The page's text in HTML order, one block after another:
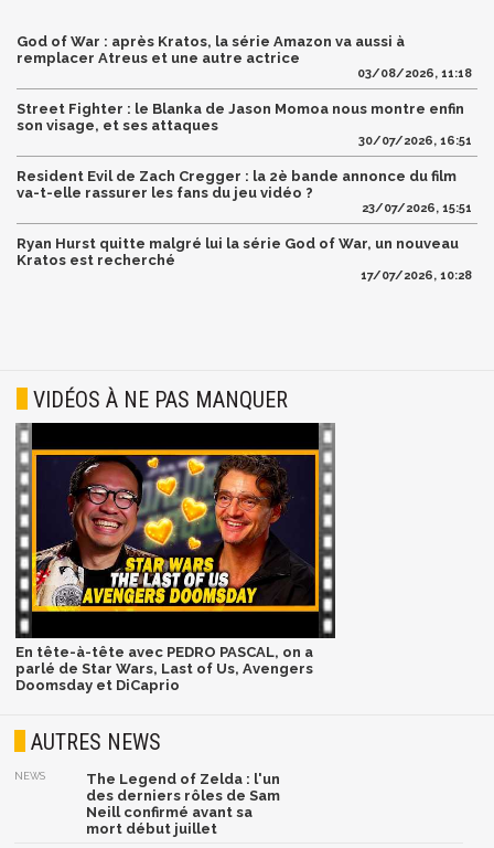
God of War : après Kratos, la série Amazon va aussi à
remplacer Atreus et une autre actrice
03/08/2026, 11:18
Street Fighter : le Blanka de Jason Momoa nous montre enfin
son visage, et ses attaques
30/07/2026, 16:51
Resident Evil de Zach Cregger : la 2è bande annonce du film
va-t-elle rassurer les fans du jeu vidéo ?
23/07/2026, 15:51
Ryan Hurst quitte malgré lui la série God of War, un nouveau
Kratos est recherché
17/07/2026, 10:28
VIDÉOS À NE PAS MANQUER
En tête-à-tête avec PEDRO PASCAL, on a
parlé de Star Wars, Last of Us, Avengers
Doomsday et DiCaprio
AUTRES NEWS
NEWS
The Legend of Zelda : l'un
des derniers rôles de Sam
Neill confirmé avant sa
mort début juillet